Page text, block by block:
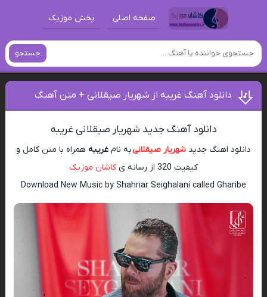
صفحه اصلی پخش موزیک
جستجو
دانلود آهنگ غریبه از شهریار صیقلانی + متن آهنگ
دانلود آهنگ جدید شهریار صیقلانی غریبه
دانلود اهنگ جدید شهریار صیقلانیبه نام غریبه همراه با متن کامل و
کیفیت 320 از رسانه ی
کاشان موزیک
Download New Music by Shahriar Seighalani called Gharibe